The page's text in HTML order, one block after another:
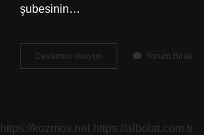
şubesinin…
Devamını okuyun
Yiyen
Yorum Bırak
https://kozmos.net https://albolat.com.tr